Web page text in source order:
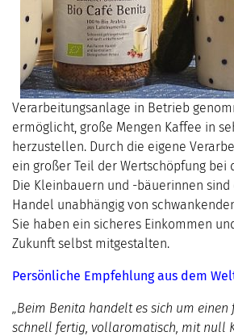
Verarbeitungsanlage in Betrieb
ermöglicht, große Mengen Kaffee in
herzustellen. Durch die eigene
ein großer Teil der Wertschöpfung bei
Die Kleinbauern und -bäuerinnen
Handel unabhängig von
Sie haben ein sicheres Einkommen
Zukunft selbst mitgestalten.
Persönliche Empfehlung aus dem
„Beim Benita handelt es sich um einen
schnell fertig, vollaromatisch, mit null